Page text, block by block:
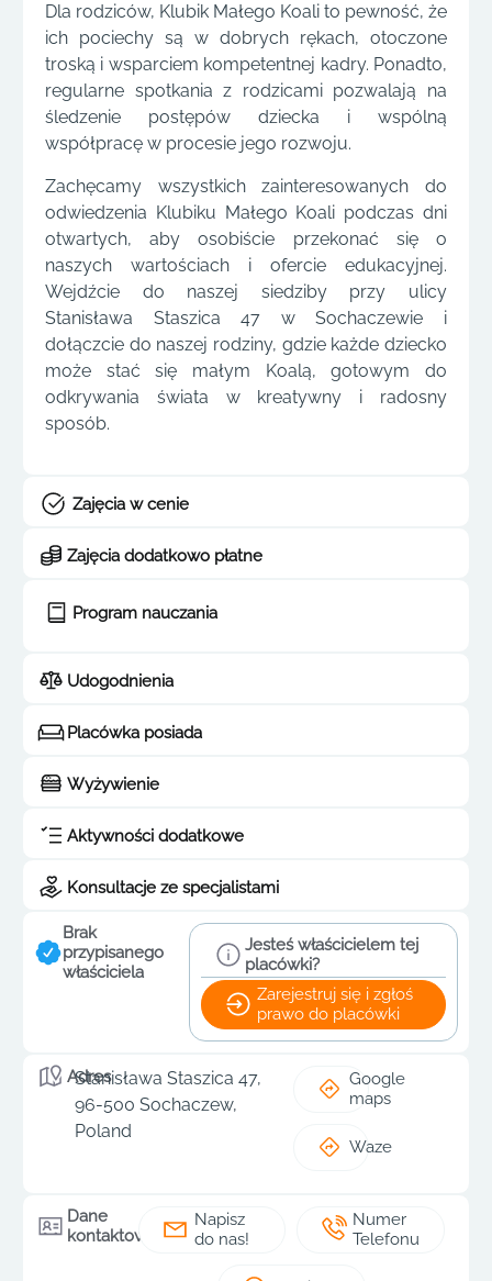
Dla rodziców, Klubik Małego Koali to pewność, że
ich pociechy są w dobrych rękach, otoczone
troską i wsparciem kompetentnej kadry. Ponadto,
regularne spotkania z rodzicami pozwalają na
śledzenie postępów dziecka i wspólną
współpracę w procesie jego rozwoju.
Zachęcamy wszystkich zainteresowanych do
odwiedzenia Klubiku Małego Koali podczas dni
otwartych, aby osobiście przekonać się o
naszych wartościach i ofercie edukacyjnej.
Wejdźcie do naszej siedziby przy ulicy
Stanisława Staszica 47 w Sochaczewie i
dołączcie do naszej rodziny, gdzie każde dziecko
może stać się małym Koalą, gotowym do
odkrywania świata w kreatywny i radosny
sposób.
Zajęcia w cenie
Zajęcia dodatkowo płatne
Program nauczania
Udogodnienia
Placówka posiada
Wyżywienie
Aktywności dodatkowe
Konsultacje ze specjalistami
Brak
przypisanego
właściciela
Jesteś właścicielem tej
placówki?
Zarejestruj się i zgłoś
prawo do placówki
Adres
Stanisława Staszica 47,
96-500 Sochaczew,
Poland
Google
maps
Waze
Dane
kontaktowe
Napisz
do nas!
Numer
Telefonu